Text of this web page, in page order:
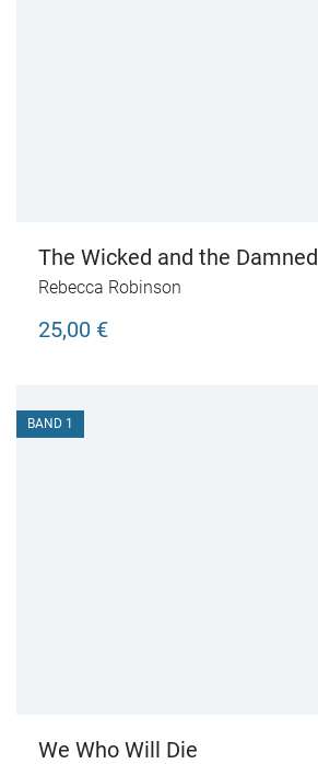
The Wicked and the Damned
Rebecca Robinson
25,00 €
BAND 1
We Who Will Die